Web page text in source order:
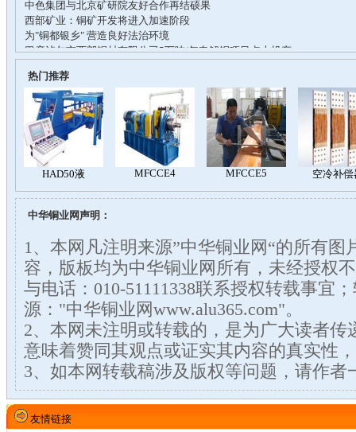
热门推荐
中华铜业网声明：
1、本网凡注明来源”中华铜业网“的所有图
容，版板均为中华铜业网所有，未经授权
与电话：010-51111338联系授权转载事宜
源："中华铜业网www.alu365.com"。
2、本网未注明或转载的，是为广大读者传
意味着赞同其观点或证实其内容的真实性
3、如本网转载稿涉及版权等问题，请作者